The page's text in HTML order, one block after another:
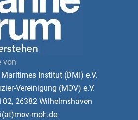
von
Maritimes Institut (DMI) e.V.
Vereinigung (MOV) e.V.
26382 Wilhelmshaven
moh.de